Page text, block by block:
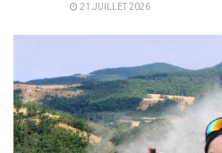
21 JUILLET 2026